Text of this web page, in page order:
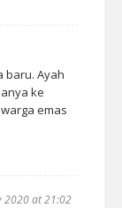
baru. Ayah
ke
emas
2020 at 21:02